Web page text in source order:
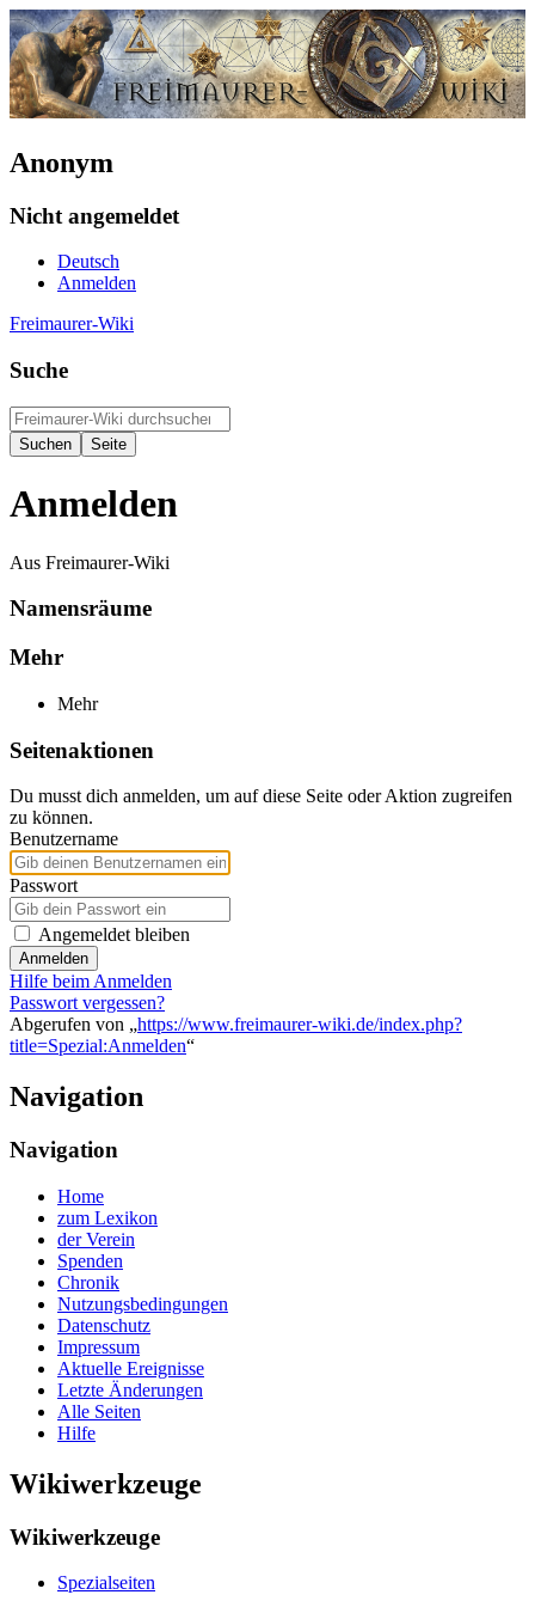
Anonym
Nicht angemeldet
Deutsch
Anmelden
Freimaurer-Wiki
Suche
Anmelden
Aus Freimaurer-Wiki
Namensräume
Mehr
Mehr
Seitenaktionen
Du musst dich anmelden, um auf diese Seite oder Aktion zugreifen
zu können.
Benutzername
Passwort
Angemeldet bleiben
Anmelden
Hilfe beim Anmelden
Passwort vergessen?
Abgerufen von „https://www.freimaurer-wiki.de/index.php?
title=Spezial:Anmelden“
Navigation
Navigation
Home
zum Lexikon
der Verein
Spenden
Chronik
Nutzungsbedingungen
Datenschutz
Impressum
Aktuelle Ereignisse
Letzte Änderungen
Alle Seiten
Hilfe
Wikiwerkzeuge
Wikiwerkzeuge
Spezialseiten